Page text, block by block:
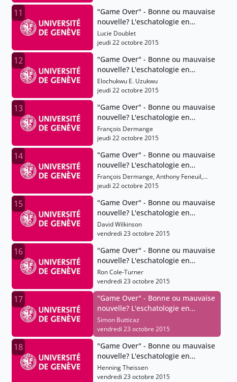
11
"Game Over" - Bonne ou mauvaise
nouvelle? L'eschatologie en
question
Lucie Doublet
jeudi 22 octobre 2015
12
"Game Over" - Bonne ou mauvaise
nouvelle? L'eschatologie en
question
Elochukwu E. Uzukwu
jeudi 22 octobre 2015
13
"Game Over" - Bonne ou mauvaise
nouvelle? L'eschatologie en
question
François Dermange
jeudi 22 octobre 2015
14
"Game Over" - Bonne ou mauvaise
nouvelle? L'eschatologie en
question
François Dermange, Anthony Feneuil,
Simon Butticaz, Hans-Christoph Askani,
Karen Kilby, J. Wentzel Van Huyssteen,
Pierre Bühler, Michael Burdett, Elochukwu
E. Uzukwu, Lexi Eikelboom, Luc Bulundwe,
Christian Cebulj, Mariel Mazzocco, Lucie
Boscoboinik, Ron Cole-Turner, Henning
Theissen, Christian Neddens, Pantelis
Kalaitzidis, Andreas Losch, Christiane
Tietz, Stefan Beyerle, David Hamidovic,
Michael Wolter, Philip Ziegler, Vincent
Delecroix, Jean Zizioulas
jeudi 22 octobre 2015
15
"Game Over" - Bonne ou mauvaise
nouvelle? L'eschatologie en
question
David Wilkinson
vendredi 23 octobre 2015
16
"Game Over" - Bonne ou mauvaise
nouvelle? L'eschatologie en
question
Ron Cole-Turner
vendredi 23 octobre 2015
17
"Game Over" - Bonne ou mauvaise
nouvelle? L'eschatologie en
question
Simon Butticaz
vendredi 23 octobre 2015
18
"Game Over" - Bonne ou mauvaise
nouvelle? L'eschatologie en
question
Henning Theissen
vendredi 23 octobre 2015